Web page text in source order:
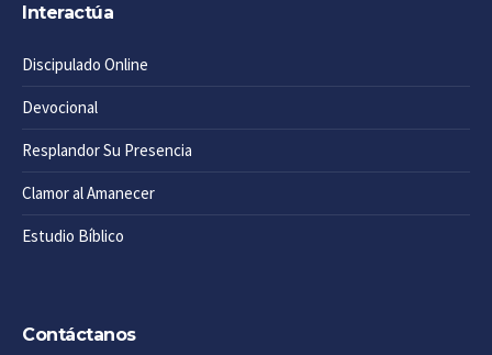
Interactúa
Discipulado Online
Devocional
Resplandor Su Presencia
Clamor al Amanecer
Estudio Bíblico
Contáctanos